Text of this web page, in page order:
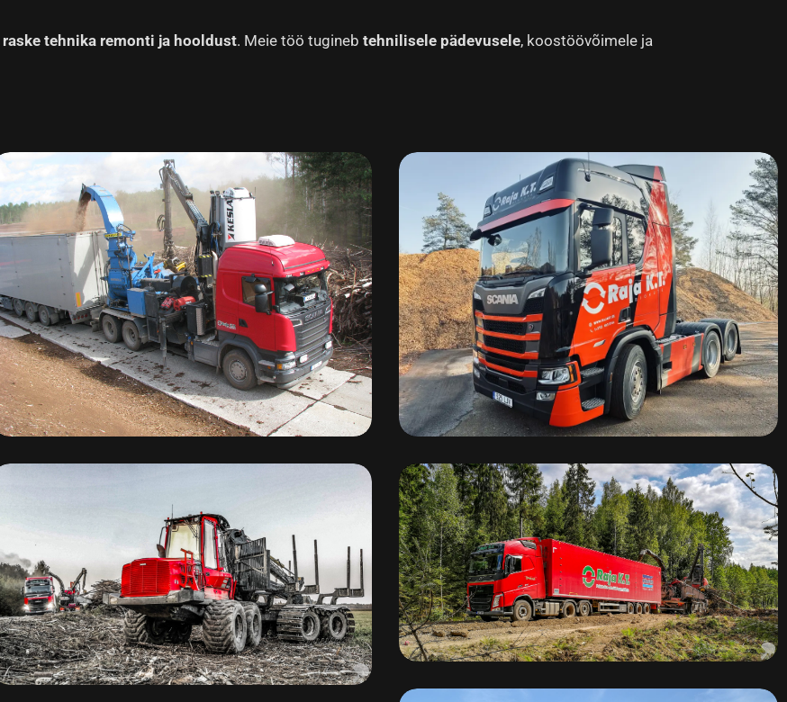
raske tehnika remonti ja hooldust. Meie töö tugineb tehnilisele pädevusele, koostöövõimele ja
JENS hakkurid
Scania ja Volvo
raskeveokid